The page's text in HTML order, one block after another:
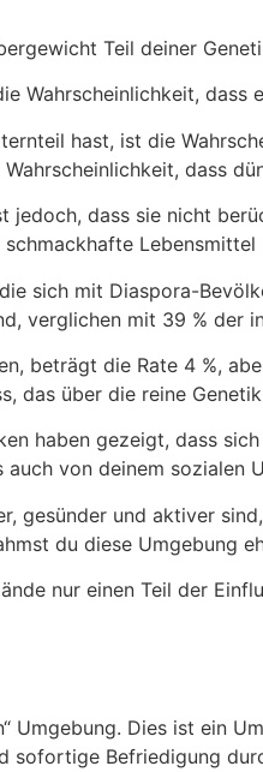
Teil deiner
Wahrscheinlichkeit,
hast, ist die
dass
jedoch, dass sie nicht
sich mit Diaspora-
verglichen mit 39 % der
beträgt die Rate 4 %,
das über die reine
haben gezeigt, dass
von deinem sozialen
gesünder und aktiver
du diese Umgebung
nur einen Teil der
Umgebung. Dies ist ein
sofortige Befriedigung